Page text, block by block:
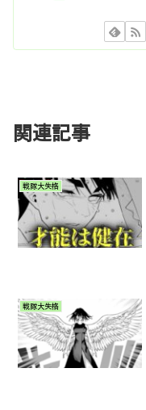
関連記事
戦隊大失格
戦隊大失格